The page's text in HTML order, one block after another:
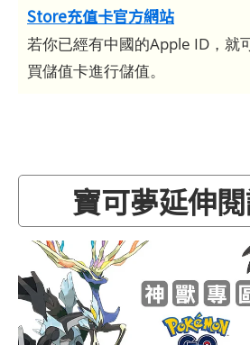
Store充值卡官方網站
若你已經有中國的Apple ID，就
買儲值卡進行儲值。
寶可夢延伸